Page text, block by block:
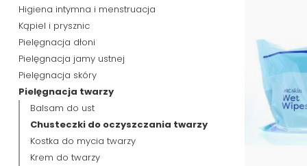
Higiena intymna i menstruacja
Kąpiel i prysznic
Pielęgnacja dłoni
Pielęgnacja jamy ustnej
Pielęgnacja skóry
Pielęgnacja twarzy
Balsam do ust
Chusteczki do oczyszczania twarzy
Kostka do mycia twarzy
Krem do twarzy